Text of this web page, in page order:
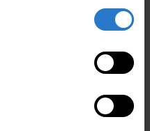
et åbent sind og